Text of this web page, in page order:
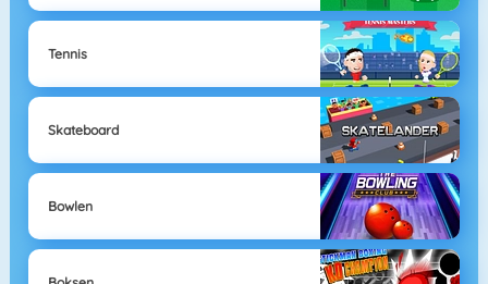
Tennis
Skateboard
Bowlen